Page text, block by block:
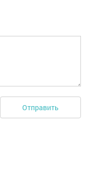
Отправить